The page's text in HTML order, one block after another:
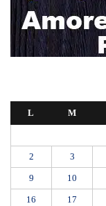
L M
2 3
9 10
16 17